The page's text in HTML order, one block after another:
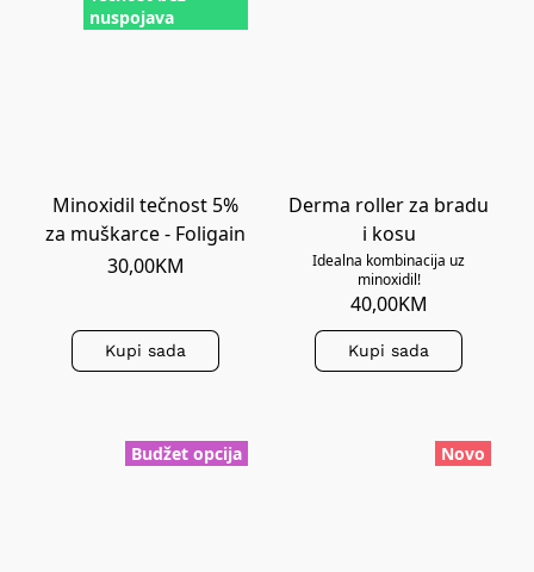
nuspojava
Minoxidil tečnost 5%
za muškarce - Foligain
30,00KM
Kupi sada
Derma roller za bradu
i kosu
Idealna kombinacija uz
minoxidil!
40,00KM
Kupi sada
Budžet opcija Novo